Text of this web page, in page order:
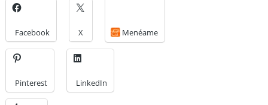
Facebook X Menéame
Pinterest LinkedIn